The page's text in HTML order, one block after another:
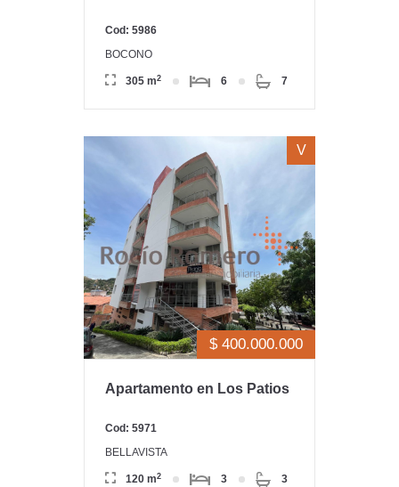
Cod: 5986
BOCONO
305 m2 6 7
V
$ 400.000.000
Apartamento en Los Patios
Cod: 5971
BELLAVISTA
120 m2 3 3